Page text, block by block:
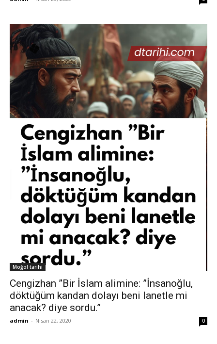
Moğol tarihi
Cengizhan ”Bir İslam alimine: ”İnsanoğlu,
döktüğüm kandan dolayı beni lanetle mi
anacak? diye sordu.”
admin - Nisan 22, 2020 0